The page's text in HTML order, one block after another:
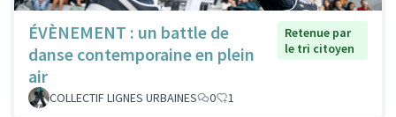
ÉVÈNEMENT : un battle de
danse contemporaine en plein
air
Retenue par
le tri citoyen
COLLECTIF LIGNES URBAINES 0 1